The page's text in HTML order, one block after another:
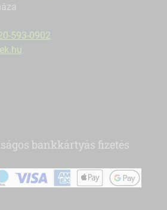
593-0902
bankkártyás fizetés